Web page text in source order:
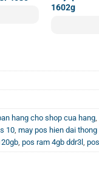
1602g
hang cho shop cua hang
10 may pos hien dai thong
pos ram 4gb ddr3l